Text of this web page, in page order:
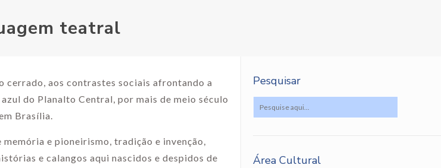
teatral
cerrado, aos contrastes sociais afrontando a
do Planalto Central, por mais de meio século
Brasília.
e pioneirismo, tradição e invenção,
e calangos aqui nascidos e despidos de
Pesquisar
Área Cultural